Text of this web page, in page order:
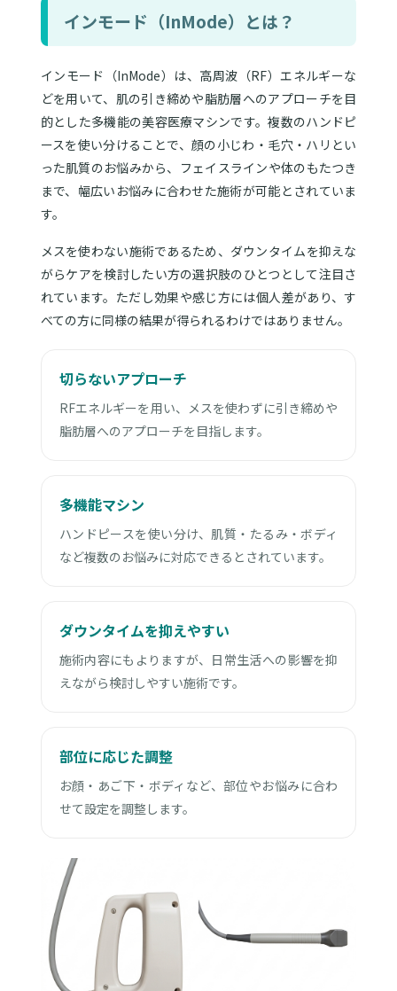
インモード（InMode）とは？
インモード（InMode）は、高周波（RF）エネルギーな
どを用いて、肌の引き締めや脂肪層へのアプローチを目
的とした多機能の美容医療マシンです。複数のハンドピ
ースを使い分けることで、顔の小じわ・毛穴・ハリとい
った肌質のお悩みから、フェイスラインや体のもたつき
まで、幅広いお悩みに合わせた施術が可能とされていま
す。
メスを使わない施術であるため、ダウンタイムを抑えな
がらケアを検討したい方の選択肢のひとつとして注目さ
れています。ただし効果や感じ方には個人差があり、す
べての方に同様の結果が得られるわけではありません。
切らないアプローチ
RFエネルギーを用い、メスを使わずに引き締めや
脂肪層へのアプローチを目指します。
多機能マシン
ハンドピースを使い分け、肌質・たるみ・ボディ
など複数のお悩みに対応できるとされています。
ダウンタイムを抑えやすい
施術内容にもよりますが、日常生活への影響を抑
えながら検討しやすい施術です。
部位に応じた調整
お顔・あご下・ボディなど、部位やお悩みに合わ
せて設定を調整します。